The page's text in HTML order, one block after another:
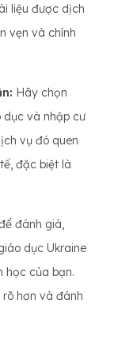
liệu được dịch
vẹn và chính
Hãy chọn
và nhập cư
vụ đó quen
đặc biệt là
đánh giá,
dục Ukraine
học của bạn.
hơn và đánh